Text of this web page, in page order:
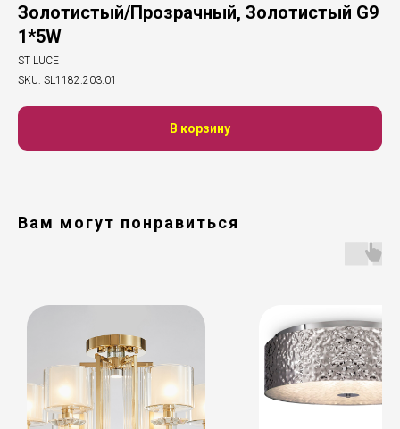
Золотистый/Прозрачный, Золотистый G9
1*5W
ST LUCE
SKU: SL1182.203.01
В корзину
Вам могут понравиться